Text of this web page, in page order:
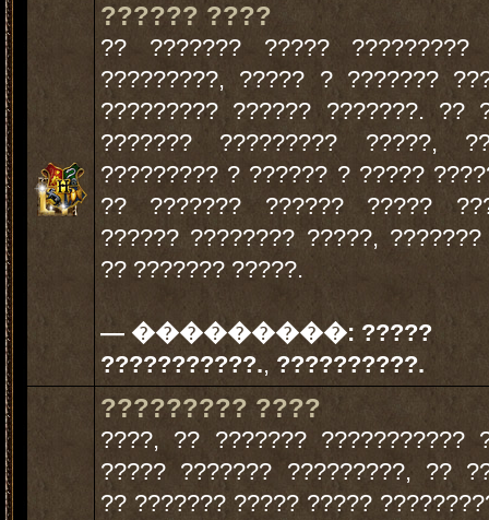
?????? ????
?? ??????? ????? ?????????
?????????, ????? ? ???????
????????? ?????? ???????. ??
??????? ????????? ?????,
????????? ? ?????? ? ?????
?? ??????? ?????? ?????
?????? ???????? ?????,
?? ??????? ?????.
— ���������: ?????
???????????., ??????????.
????????? ????
????, ?? ??????? ???????????
????? ??????? ?????????, ??
?? ??????? ????? ?????